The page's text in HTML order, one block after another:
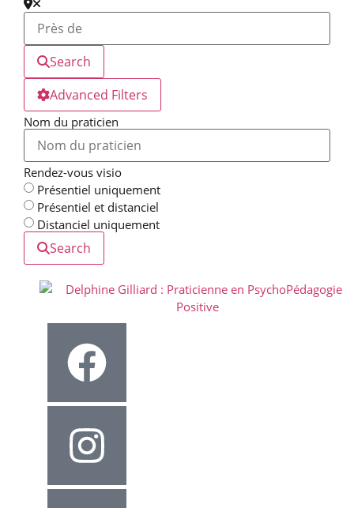
Search
Advanced Filters
Nom du praticien
Rendez-vous visio
Présentiel uniquement
Présentiel et distanciel
Distanciel uniquement
Search